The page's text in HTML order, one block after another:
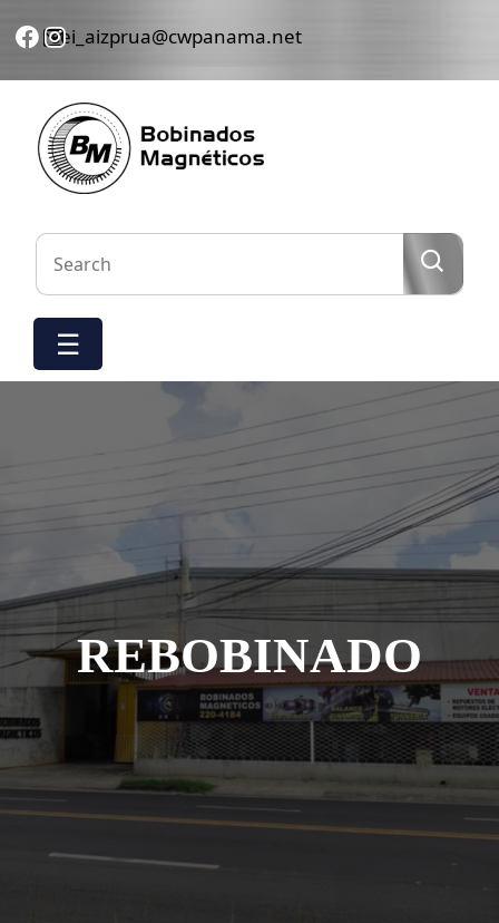
sei_aizprua@cwpanama.net
Hogar
Nosotros
Nuestro
trabajo
Equipos
☰
REBOBINADO